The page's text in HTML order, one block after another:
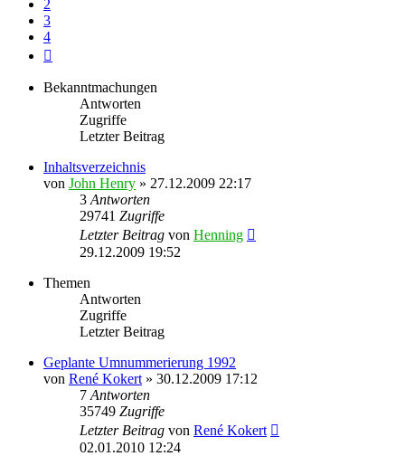
2
3
4
Bekanntmachungen
Antworten
Zugriffe
Letzter Beitrag
Inhaltsverzeichnis
von John Henry » 27.12.2009 22:17
3 Antworten
29741 Zugriffe
Letzter Beitrag von Henning
29.12.2009 19:52
Themen
Antworten
Zugriffe
Letzter Beitrag
Geplante Umnummerierung 1992
von René Kokert » 30.12.2009 17:12
7 Antworten
35749 Zugriffe
Letzter Beitrag von René Kokert
02.01.2010 12:24